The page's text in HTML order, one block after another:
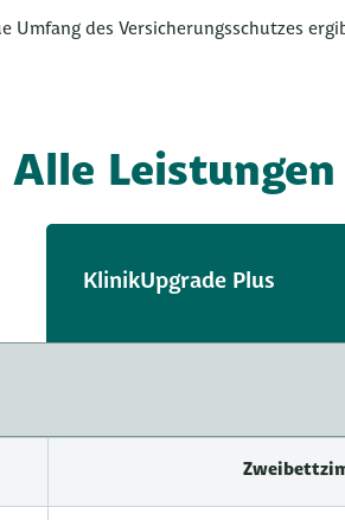
Umfang des Versicherungsschutzes
Alle
KlinikUpgrade Plus